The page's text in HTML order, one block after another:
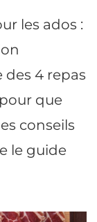
les ados :
4 repas
que
conseils
le guide